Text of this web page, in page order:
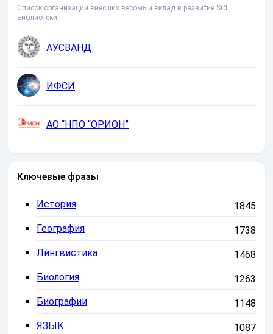
Список организаций внёсших весомый вклад в развитие SCI
Библиотеки.
АУСВАНД
ИФСИ
АО “НПО “ОРИОН”
Ключевые фразы
История
1845
География
1738
Лингвистика
1468
Биология
1263
Биографии
1148
ЯЗЫК
1087